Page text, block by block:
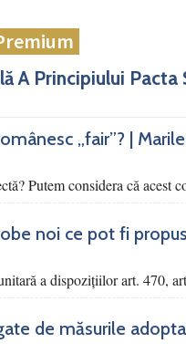
A Principiului Pacta
„fair”? |
Putem considera că acest
noi ce pot fi
a dispoziţiilor art. 470,
de măsurile